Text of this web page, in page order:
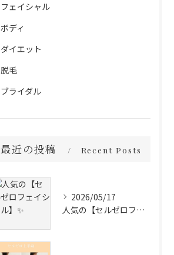
フェイシャル
ボディ
ダイエット
脱毛
ブライダル
最近の投稿 Recent Posts
2026/05/17
人気の【セルゼロフェイシャル】✨